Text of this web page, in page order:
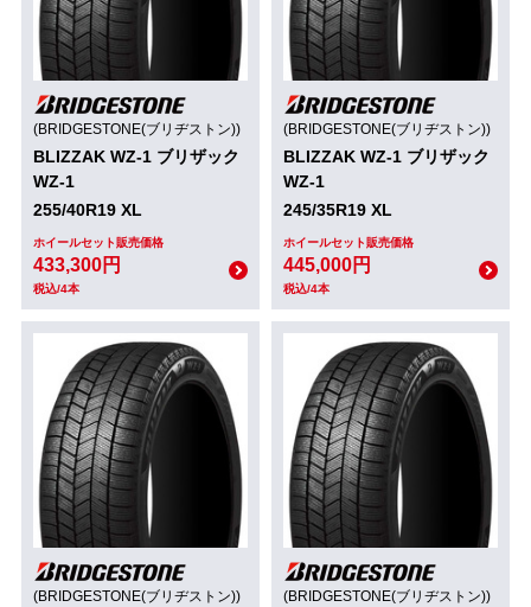
(BRIDGESTONE(ブリヂストン))
BLIZZAK WZ-1 ブリザック
WZ-1
255/40R19 XL
ホイールセット販売価格
433,300円
税込/4本
(BRIDGESTONE(ブリヂストン))
BLIZZAK WZ-1 ブリザック
WZ-1
245/35R19 XL
ホイールセット販売価格
445,000円
税込/4本
(BRIDGESTONE(ブリヂストン)) (BRIDGESTONE(ブリヂストン))